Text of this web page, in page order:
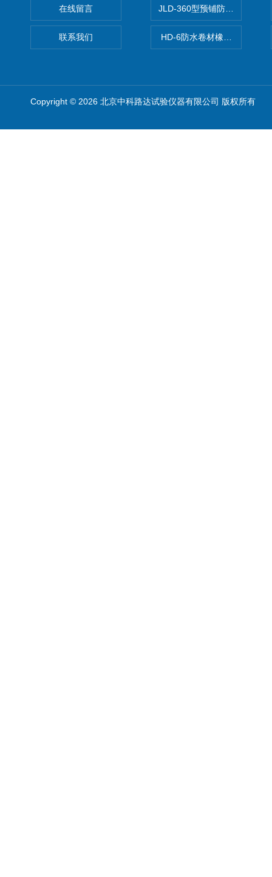
在线留言
联系我们
JLD-360型预铺防水卷材抗冲
HD-6防水卷材橡胶测厚仪
Copyright © 2026 北京中科路达试验仪器有限公司 版权所有